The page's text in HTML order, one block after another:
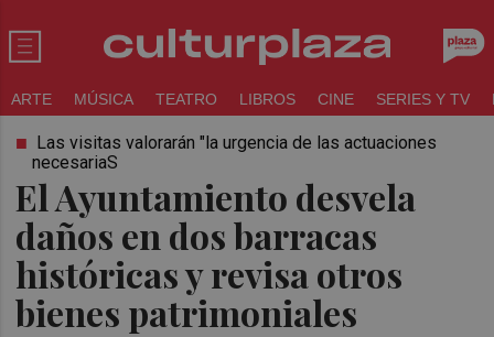
ARTE MÚSICA TEATRO LIBROS CINE SERIES Y TV
El Ayuntamiento desvela
daños en dos barracas
históricas y revisa otros
bienes patrimoniales
Las visitas valorarán "la urgencia de las actuaciones
necesariaS